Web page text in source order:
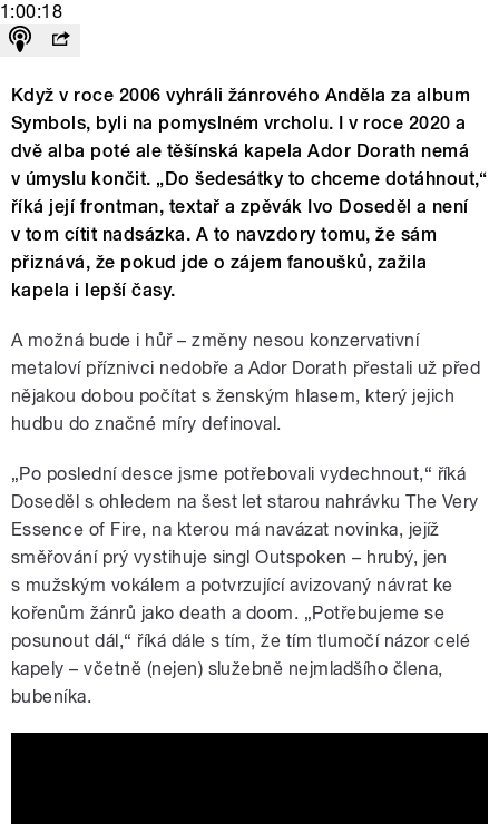
1:00:18
Když v roce 2006 vyhráli žánrového Anděla za album
Symbols, byli na pomyslném vrcholu. I v roce 2020 a
dvě alba poté ale těšínská kapela Ador Dorath nemá
v úmyslu končit. „Do šedesátky to chceme dotáhnout,“
říká její frontman, textař a zpěvák Ivo Doseděl a není
v tom cítit nadsázka. A to navzdory tomu, že sám
přiznává, že pokud jde o zájem fanoušků, zažila
kapela i lepší časy.
A možná bude i hůř – změny nesou konzervativní
metaloví příznivci nedobře a Ador Dorath přestali už před
nějakou dobou počítat s ženským hlasem, který jejich
hudbu do značné míry definoval.
„Po poslední desce jsme potřebovali vydechnout,“ říká
Doseděl s ohledem na šest let starou nahrávku The Very
Essence of Fire, na kterou má navázat novinka, jejíž
směřování prý vystihuje singl Outspoken – hrubý, jen
s mužským vokálem a potvrzující avizovaný návrat ke
kořenům žánrů jako death a doom. „Potřebujeme se
posunout dál,“ říká dále s tím, že tím tlumočí názor celé
kapely – včetně (nejen) služebně nejmladšího člena,
bubeníka.